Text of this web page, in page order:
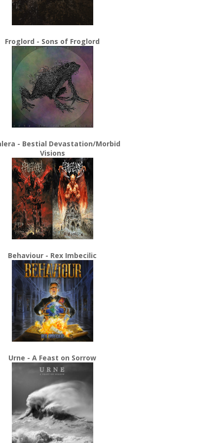
Froglord - Sons of Froglord
- Bestial Devastation/Morbid
Visions
Behaviour - Rex Imbecilic
Urne - A Feast on Sorrow